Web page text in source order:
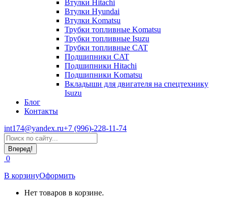
Втулки Hitachi
Втулки Hyundai
Втулки Komatsu
Трубки топливные Komatsu
Трубки топливные Isuzu
Трубки топливные CAT
Подшипники CAT
Подшипники Hitachi
Подшипники Komatsu
Вкладыши для двигателя на спецтехнику
Isuzu
Блог
Контакты
int174@yandex.ru+7 (996)-228-11-74
Страница
WhatsApp
открывается
в
новом
окне
Поиск:
0
В корзинуОформить
Нет товаров в корзине.